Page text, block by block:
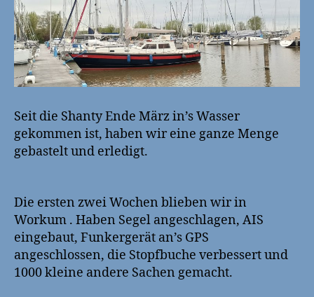
Seit die Shanty Ende März in’s Wasser
gekommen ist, haben wir eine ganze Menge
gebastelt und erledigt.
Die ersten zwei Wochen blieben wir in
Workum . Haben Segel angeschlagen, AIS
eingebaut, Funkergerät an’s GPS
angeschlossen, die Stopfbuche verbessert und
1000 kleine andere Sachen gemacht.